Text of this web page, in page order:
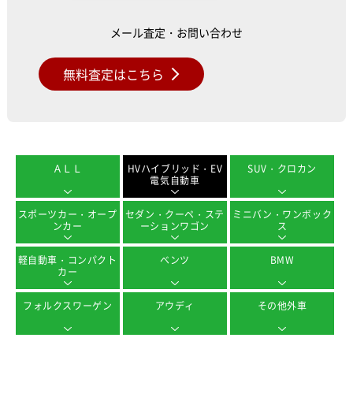
メール査定・お問い合わせ
無料査定はこちら
ＡＬＬ
HVハイブリッド・EV
電気自動車
SUV・クロカン
スポーツカー・オープ
ンカー
セダン・クーペ・ステ
ーションワゴン
ミニバン・ワンボック
ス
軽自動車・コンパクト
カー
ベンツ BMW
フォルクスワーゲン アウディ その他外車